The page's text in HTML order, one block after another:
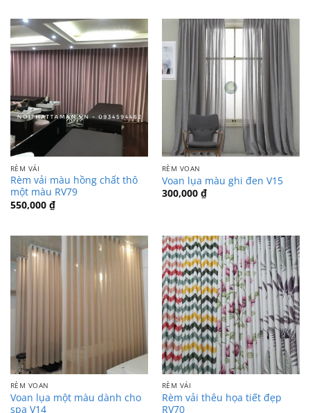
RÈM VẢI
Rèm vải màu hồng chất thô
một màu RV79
550,000 ₫
RÈM VOAN
Voan lụa màu ghi đen V15
300,000 ₫
RÈM VOAN
Voan lụa một màu dành cho
spa V14
RÈM VẢI
Rèm vải thêu họa tiết đẹp
RV70